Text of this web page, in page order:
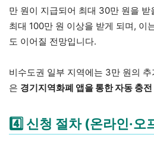
만 원이 지급되어 최대 30만 원을
최대 100만 원 이상을 받게 되며, 이
도 이어질 전망입니다.
비수도권 일부 지역에는 3만 원의
은 경기지역화폐 앱을 통한 자동 충전
4️⃣ 신청 절차 (온라인·오